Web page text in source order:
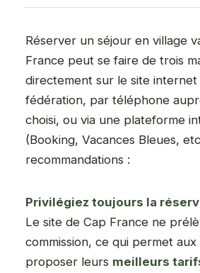
Réserver un séjour en village
France peut se faire de trois
directement sur le site internet
fédération, par téléphone
choisi, ou via une plateforme
(Booking, Vacances Bleues,
recommandations :
Privilégiez toujours la
Le site de Cap France ne
commission, ce qui permet aux
proposer leurs meilleurs